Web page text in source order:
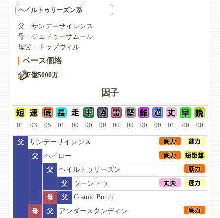
ヘイルトゥリーズン系
父： サンデーサイレンス
母： ジェドゥーザムール
母父：
トップヴィル
ベース価格
7億5000万
因子
01 03 05 01 00 00 00 00 00 00 00 01 00 00
父
サンデーサイレンス
父
ヘイロー
父
ヘイルトゥリーズン
父
ターントゥ
母
父
Cosmic Bomb
母
父
アンダースタンディン